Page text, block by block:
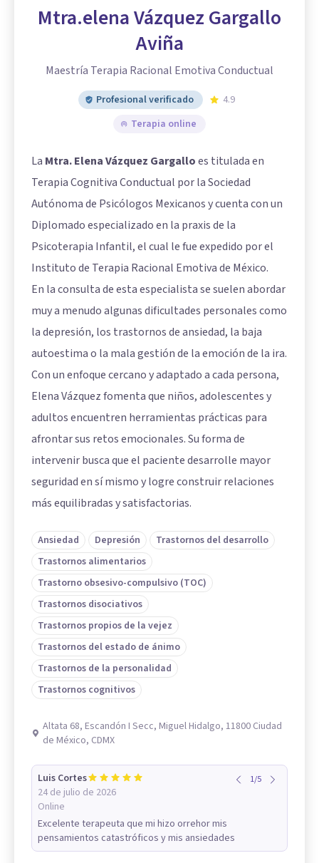
Mtra.elena Vázquez Gargallo
Aviña
Maestría Terapia Racional Emotiva Conductual
Profesional verificado
4.9
Terapia online
La Mtra. Elena Vázquez Gargalloes titulada en
Terapia Cognitiva Conductual por la Sociedad
Autónoma de Psicólogos Mexicanos y cuenta con un
Diplomado especializado en la praxis de la
Psicoterapia Infantil, el cual le fue expedido por el
Instituto de Terapia Racional Emotiva de México.
En la consulta de esta especialista se suelen abordar
muy a menudo algunas dificultades personales como
la depresión, los trastornos de ansiedad, la baja
autoestima o la mala gestión de la emoción de la ira.
Con un enfoque cercano y adaptado a cada persona,
Elena Vázquez fomenta que niños, adolescentes y
adultos encuentren herramientas prácticas para
afrontar sus retos emocionales. Su forma de
intervenir busca que el paciente desarrolle mayor
seguridad en sí mismo y logre construir relaciones
más equilibradas y satisfactorias.
Ansiedad Depresión
Trastornos del desarrollo
Trastornos alimentarios
Trastorno obsesivo-compulsivo (TOC)
Trastornos disociativos
Trastornos propios de la vejez
Trastornos del estado de ánimo
Trastornos de la personalidad
Trastornos cognitivos
Altata 68, Escandón I Secc, Miguel Hidalgo, 11800 Ciudad
de México, CDMX
Luis Cortes
24 de julio de 2026
Online
1/5
Excelente terapeuta que mi hizo orrehor mis
pensamientos catastróficos y mis ansiedades